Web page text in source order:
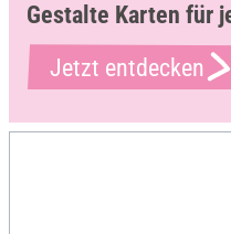
Gestalte Karten für
Jetzt entdecken